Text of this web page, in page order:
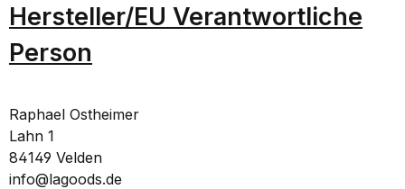
Hersteller/EU Verantwortliche
Person
Raphael Ostheimer
Lahn 1
84149 Velden
info@lagoods.de